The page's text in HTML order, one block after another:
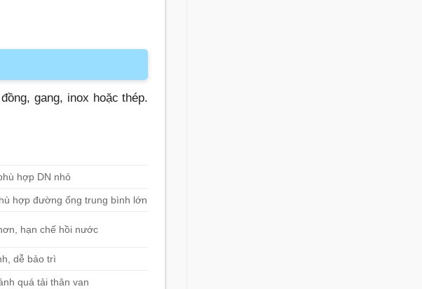
gang, inox hoặc thép.
hợp DN nhỏ
hợp đường ống trung bình lớn
hạn chế hồi nước
dễ bảo trì
quá tải thân van